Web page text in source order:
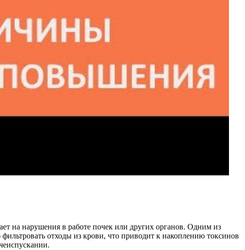
на нарушения в работе почек или других органов. Одним из
отходы из крови, что приводит к накоплению токсинов